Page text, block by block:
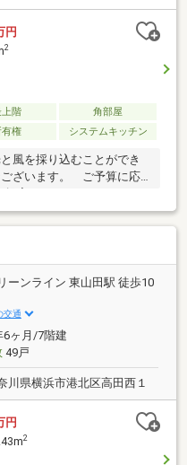
が無くフラットな立地条
店徒歩1分■イオンそよら
京浜「都筑」IC近く、カ
ーション内容――(2026年1
チン、ユニットバス、洗面
、下駄箱、給湯器交換・和
面貼替 ・フローリング
ント交換
円
2
上階
角部屋
有権 システムキッチン
風を採り込むことができ
ございます。 ご予算に応
リーンライン「東山田」
綱島」駅バス12分と2つの
にも便利です。■周辺は
エリア、小学校、中学校、
、ご家族で新しい生活をス
退居済みにつき、実物を
では分からない、実際の
確認いただけます。 「ネ
よりお気軽にご予約くだ
ーンライン 東山田駅 徒歩10
交通
6ヶ月/7階建
49戸
川県横浜市港北区高田西１
円
2